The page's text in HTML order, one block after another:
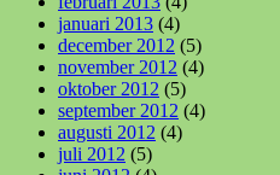
januari 2013 (4)
december 2012 (5)
november 2012 (4)
oktober 2012 (5)
september 2012 (4)
augusti 2012 (4)
juli 2012 (5)